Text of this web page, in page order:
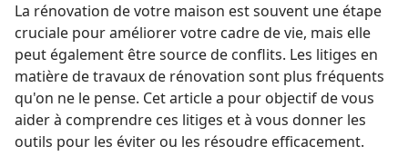
La rénovation de votre maison est souvent une étape
cruciale pour améliorer votre cadre de vie, mais elle
peut également être source de conflits. Les litiges en
matière de travaux de rénovation sont plus fréquents
qu'on ne le pense. Cet article a pour objectif de vous
aider à comprendre ces litiges et à vous donner les
outils pour les éviter ou les résoudre efficacement.